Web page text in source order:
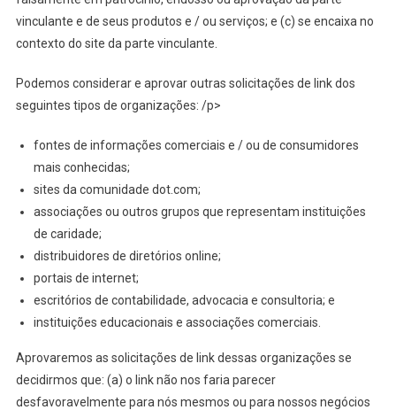
vinculante e de seus produtos e / ou serviços; e (c) se encaixa no
contexto do site da parte vinculante.
Podemos considerar e aprovar outras solicitações de link dos
seguintes tipos de organizações: /p>
fontes de informações comerciais e / ou de consumidores
mais conhecidas;
sites da comunidade dot.com;
associações ou outros grupos que representam instituições
de caridade;
distribuidores de diretórios online;
portais de internet;
escritórios de contabilidade, advocacia e consultoria; e
instituições educacionais e associações comerciais.
Aprovaremos as solicitações de link dessas organizações se
decidirmos que: (a) o link não nos faria parecer
desfavoravelmente para nós mesmos ou para nossos negócios